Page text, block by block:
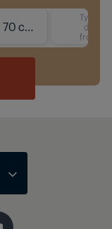
70 cm
Type
de
froid